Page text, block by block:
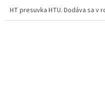
HT presuvka HTU. Dodáva sa v